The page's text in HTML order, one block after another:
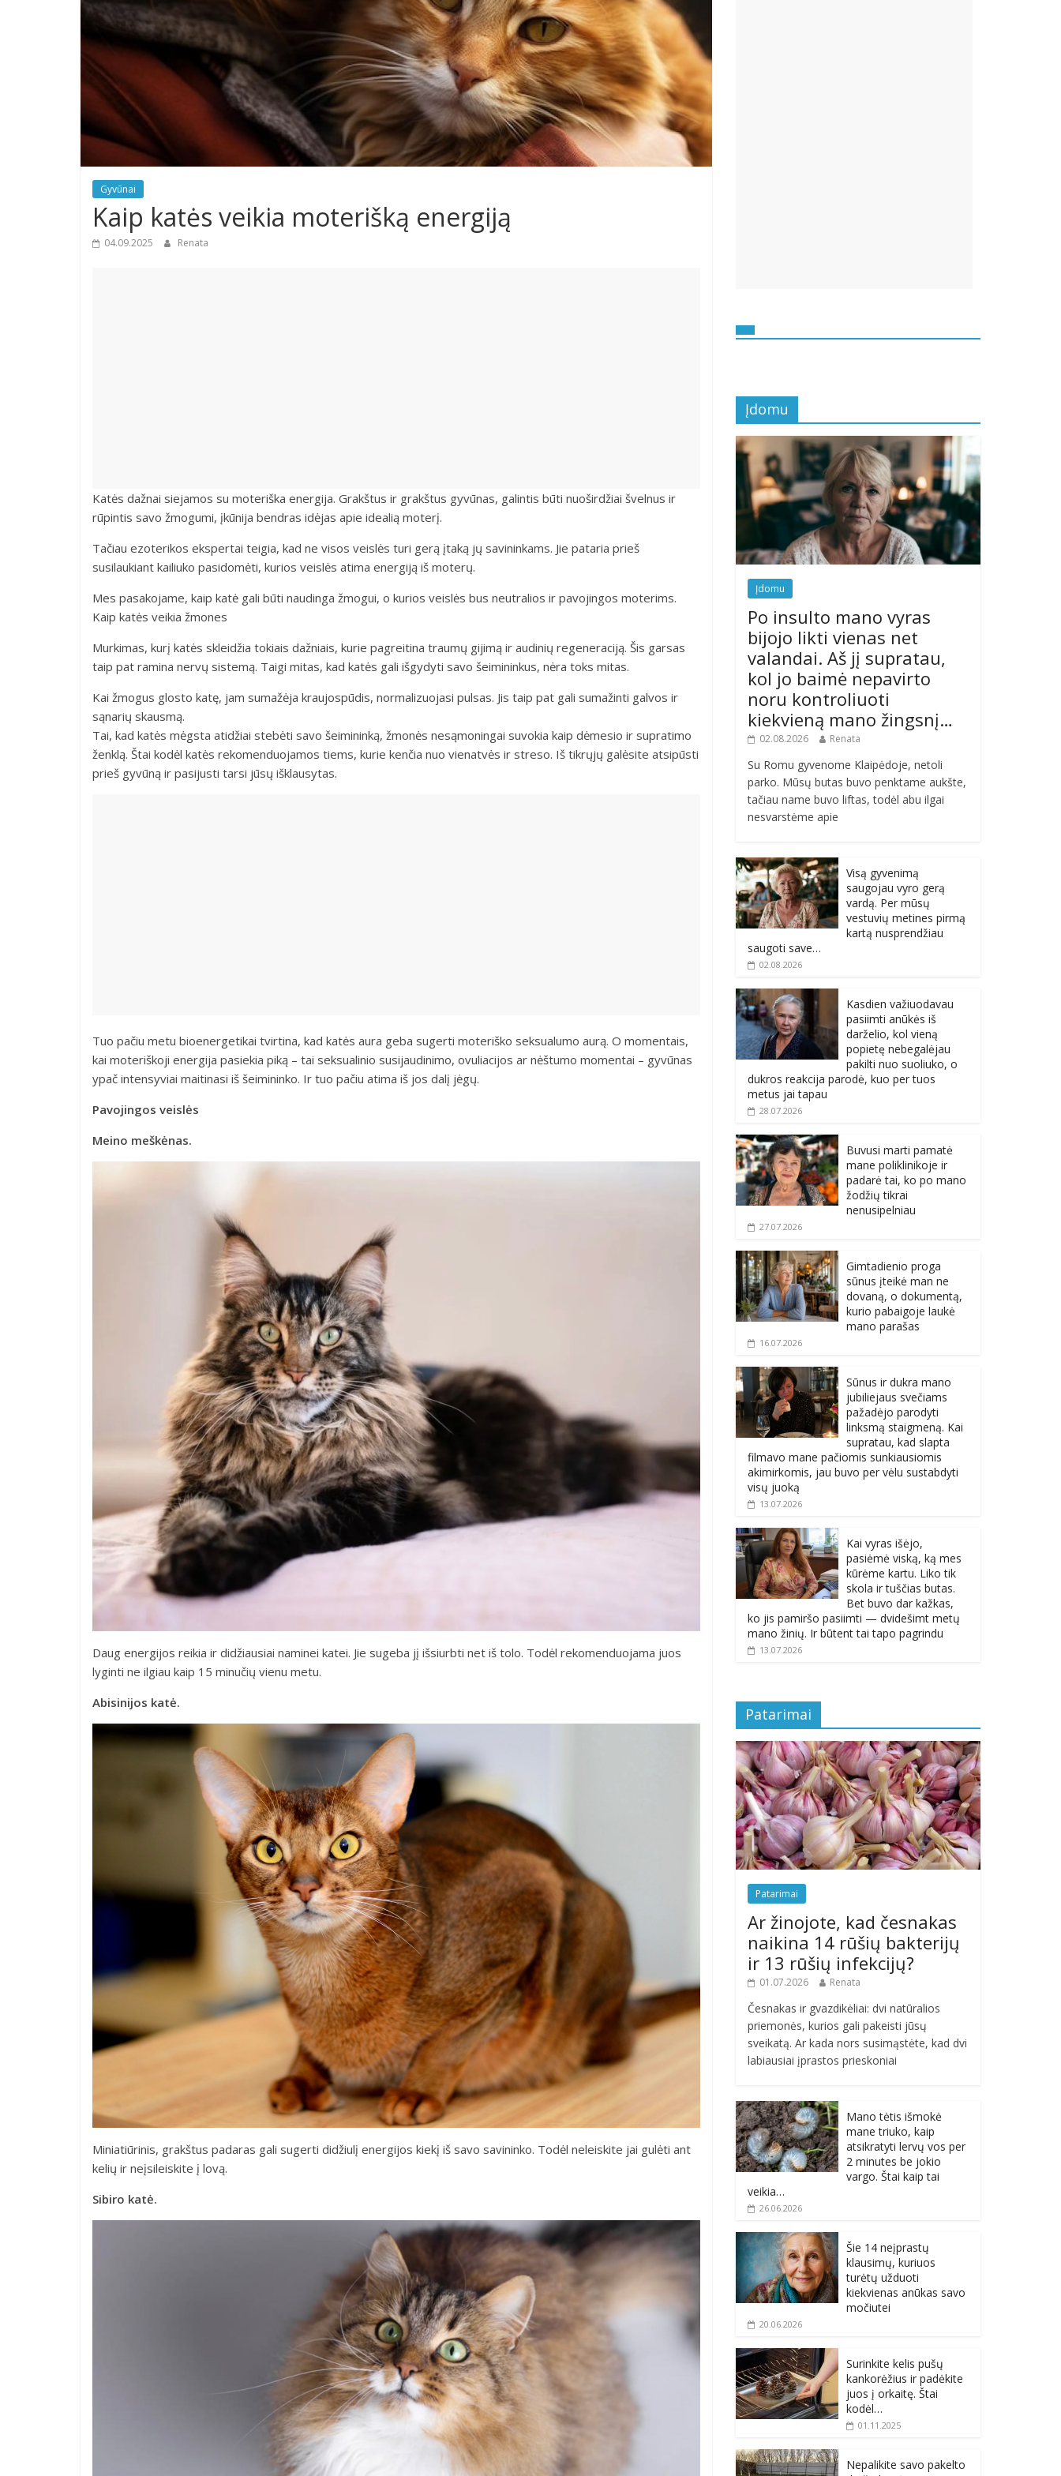
Gyvūnai
Kaip katės veikia moterišką energiją
04.09.2025 Renata
Katės dažnai siejamos su moteriška energija. Grakštus ir grakštus gyvūnas, galintis būti nuoširdžiai švelnus ir
rūpintis savo žmogumi, įkūnija bendras idėjas apie idealią moterį.
Tačiau ezoterikos ekspertai teigia, kad ne visos veislės turi gerą įtaką jų savininkams. Jie pataria prieš
susilaukiant kailiuko pasidomėti, kurios veislės atima energiją iš moterų.
Mes pasakojame, kaip katė gali būti naudinga žmogui, o kurios veislės bus neutralios ir pavojingos moterims.
Kaip katės veikia žmones
Murkimas, kurį katės skleidžia tokiais dažniais, kurie pagreitina traumų gijimą ir audinių regeneraciją. Šis garsas
taip pat ramina nervų sistemą. Taigi mitas, kad katės gali išgydyti savo šeimininkus, nėra toks mitas.
Kai žmogus glosto katę, jam sumažėja kraujospūdis, normalizuojasi pulsas. Jis taip pat gali sumažinti galvos ir
sąnarių skausmą.
Tai, kad katės mėgsta atidžiai stebėti savo šeimininką, žmonės nesąmoningai suvokia kaip dėmesio ir supratimo
ženklą. Štai kodėl katės rekomenduojamos tiems, kurie kenčia nuo vienatvės ir streso. Iš tikrųjų galėsite atsipūsti
prieš gyvūną ir pasijusti tarsi jūsų išklausytas.
Tuo pačiu metu bioenergetikai tvirtina, kad katės aura geba sugerti moteriško seksualumo aurą. O momentais,
kai moteriškoji energija pasiekia piką – tai seksualinio susijaudinimo, ovuliacijos ar nėštumo momentai – gyvūnas
ypač intensyviai maitinasi iš šeimininko. Ir tuo pačiu atima iš jos dalį jėgų.
Pavojingos veislės
Meino meškėnas.
Daug energijos reikia ir didžiausiai naminei katei. Jie sugeba jį išsiurbti net iš tolo. Todėl rekomenduojama juos
lyginti ne ilgiau kaip 15 minučių vienu metu.
Abisinijos katė.
Miniatiūrinis, grakštus padaras gali sugerti didžiulį energijos kiekį iš savo savininko. Todėl neleiskite jai gulėti ant
kelių ir neįsileiskite į lovą.
Sibiro katė.
Įdomu
Įdomu
Po insulto mano vyras
bijojo likti vienas net
valandai. Aš jį supratau,
kol jo baimė nepavirto
noru kontroliuoti
kiekvieną mano žingsnį…
02.08.2026 Renata
Su Romu gyvenome Klaipėdoje, netoli
parko. Mūsų butas buvo penktame aukšte,
tačiau name buvo liftas, todėl abu ilgai
nesvarstėme apie
Visą gyvenimą
saugojau vyro gerą
vardą. Per mūsų
vestuvių metines pirmą
kartą nusprendžiau
saugoti save…
02.08.2026
Kasdien važiuodavau
pasiimti anūkės iš
darželio, kol vieną
popietę nebegalėjau
pakilti nuo suoliuko, o
dukros reakcija parodė, kuo per tuos
metus jai tapau
28.07.2026
Buvusi marti pamatė
mane poliklinikoje ir
padarė tai, ko po mano
žodžių tikrai
nenusipelniau
27.07.2026
Gimtadienio proga
sūnus įteikė man ne
dovaną, o dokumentą,
kurio pabaigoje laukė
mano parašas
16.07.2026
Sūnus ir dukra mano
jubiliejaus svečiams
pažadėjo parodyti
linksmą staigmeną. Kai
supratau, kad slapta
filmavo mane pačiomis sunkiausiomis
akimirkomis, jau buvo per vėlu sustabdyti
visų juoką
13.07.2026
Kai vyras išėjo,
pasiėmė viską, ką mes
kūrėme kartu. Liko tik
skola ir tuščias butas.
Bet buvo dar kažkas,
ko jis pamiršo pasiimti — dvidešimt metų
mano žinių. Ir būtent tai tapo pagrindu
13.07.2026
Patarimai
Patarimai
Ar žinojote, kad česnakas
naikina 14 rūšių bakterijų
ir 13 rūšių infekcijų?
01.07.2026 Renata
Česnakas ir gvazdikėliai: dvi natūralios
priemonės, kurios gali pakeisti jūsų
sveikatą. Ar kada nors susimąstėte, kad dvi
labiausiai įprastos prieskoniai
Mano tėtis išmokė
mane triuko, kaip
atsikratyti lervų vos per
2 minutes be jokio
vargo. Štai kaip tai
veikia…
26.06.2026
Šie 14 neįprastų
klausimų, kuriuos
turėtų užduoti
kiekvienas anūkas savo
močiutei
20.06.2026
Surinkite kelis pušų
kankorėžius ir padėkite
juos į orkaitę. Štai
kodėl…
01.11.2025
Nepalikite savo pakelto